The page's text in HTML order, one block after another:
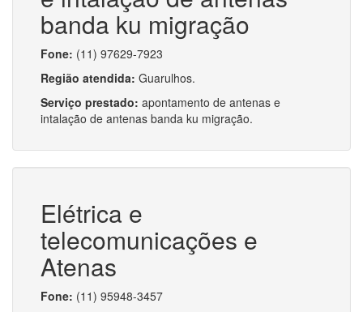
banda ku migração
Fone: (11) 97629-7923
Região atendida: Guarulhos.
Serviço prestado: apontamento de antenas e
intalação de antenas banda ku migração.
Elétrica e
telecomunicações e
Atenas
Fone: (11) 95948-3457